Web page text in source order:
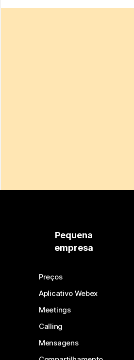
Pequena
empresa
Preços
Aplicativo Webex
Meetings
Calling
Mensagens